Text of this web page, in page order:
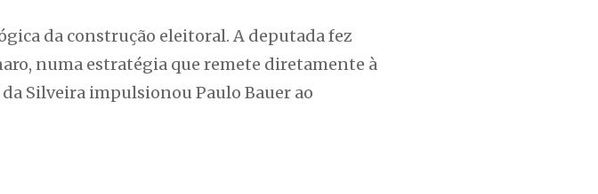
da construção eleitoral. A deputada fez
numa estratégia que remete diretamente à
Silveira impulsionou Paulo Bauer ao